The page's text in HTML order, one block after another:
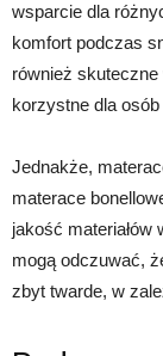
wsparcie dla
komfort podczas
również
korzystne dla
Jednakże,
materace
jakość materiałów
mogą odczuwać,
zbyt twarde, w